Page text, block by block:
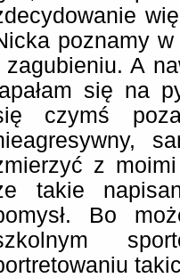
poznamy
zagubieniu. A
się na
czymś
z
takie
Bo